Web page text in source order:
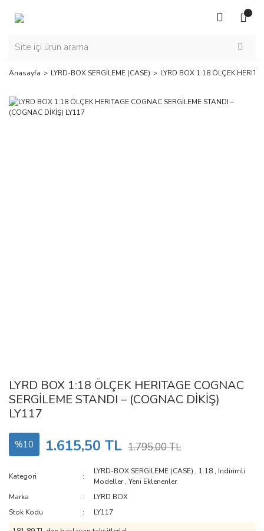
Anasayfa LYRD-BOX SERGİLEME (CASE) LYRD BOX 1:18 ÖLÇEK
LYRD BOX 1:18 ÖLÇEK HERITAGE COGNAC
SERGİLEME STANDI – (COGNAC DİKİŞ)
LY117
%10 1.615,50 TL 1.795,00 TL
Kategori
LYRD-BOX SERGİLEME (CASE) , 1:18 , İndirimli
Modeller,Yeni Eklenenler
Marka
LYRD BOX
Stok Kodu
LY117